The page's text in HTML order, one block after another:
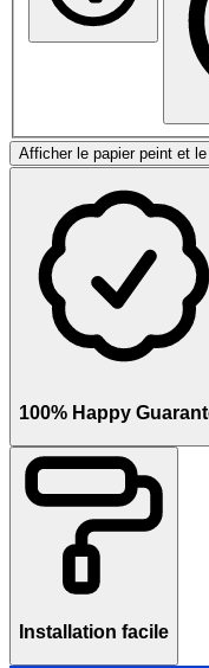
Afficher le papier peint et le
100% Happy
Installation facile